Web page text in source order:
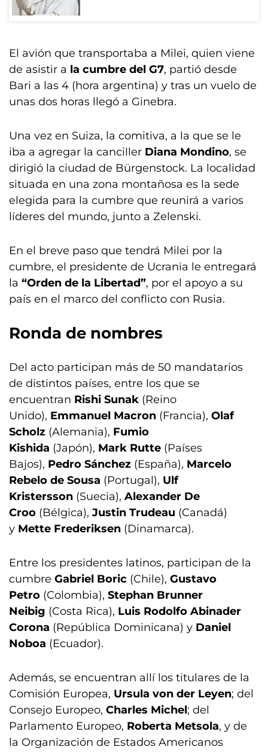
El avión que transportaba a Milei, quien viene
de asistir a la cumbre del G7, partió desde
Bari a las 4 (hora argentina) y tras un vuelo de
unas dos horas llegó a Ginebra.
Una vez en Suiza, la comitiva, a la que se le
iba a agregar la canciller Diana Mondino, se
dirigió la ciudad de Bürgenstock. La localidad
situada en una zona montañosa es la sede
elegida para la cumbre que reunirá a varios
líderes del mundo, junto a Zelenski.
En el breve paso que tendrá Milei por la
cumbre, el presidente de Ucrania le entregará
la “Orden de la Libertad”, por el apoyo a su
país en el marco del conflicto con Rusia.
Ronda de nombres
Del acto participan más de 50 mandatarios
de distintos países, entre los que se
encuentran Rishi Sunak (Reino
Unido), Emmanuel Macron (Francia), Olaf
Scholz (Alemania), Fumio
Kishida (Japón), Mark Rutte (Países
Bajos), Pedro Sánchez (España), Marcelo
Rebelo de Sousa (Portugal), Ulf
Kristersson (Suecia), Alexander De
Croo (Bélgica), Justin Trudeau (Canadá)
y Mette Frederiksen (Dinamarca).
Entre los presidentes latinos, participan de la
cumbre Gabriel Boric (Chile), Gustavo
Petro (Colombia), Stephan Brunner
Neibig (Costa Rica), Luis Rodolfo Abinader
Corona (República Dominicana) y Daniel
Noboa (Ecuador).
Además, se encuentran allí los titulares de la
Comisión Europea, Ursula von der Leyen; del
Consejo Europeo, Charles Michel; del
Parlamento Europeo, Roberta Metsola, y de
la Organización de Estados Americanos